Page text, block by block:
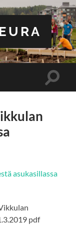
Toggle
asukasillassa
pdf